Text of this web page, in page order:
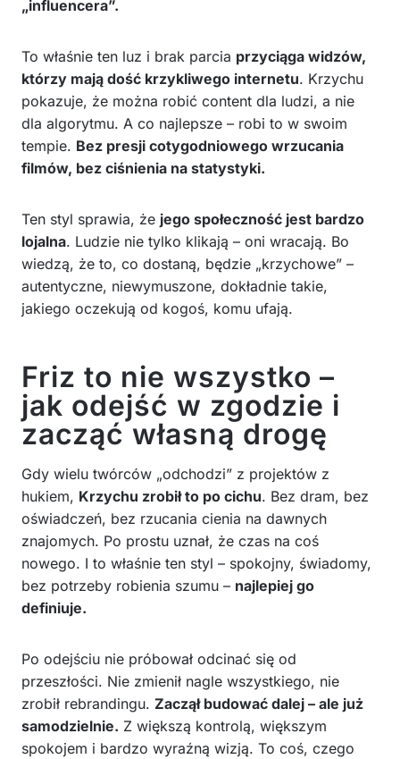
„influencera”.
To właśnie ten luz i brak parcia przyciąga widzów,
którzy mają dość krzykliwego internetu. Krzychu
pokazuje, że można robić content dla ludzi, a nie
dla algorytmu. A co najlepsze – robi to w swoim
tempie. Bez presji cotygodniowego wrzucania
filmów, bez ciśnienia na statystyki.
Ten styl sprawia, że jego społeczność jest bardzo
lojalna. Ludzie nie tylko klikają – oni wracają. Bo
wiedzą, że to, co dostaną, będzie „krzychowe” –
autentyczne, niewymuszone, dokładnie takie,
jakiego oczekują od kogoś, komu ufają.
Friz to nie wszystko –
jak odejść w zgodzie i
zacząć własną drogę
Gdy wielu twórców „odchodzi” z projektów z
hukiem, Krzychu zrobił to po cichu. Bez dram, bez
oświadczeń, bez rzucania cienia na dawnych
znajomych. Po prostu uznał, że czas na coś
nowego. I to właśnie ten styl – spokojny, świadomy,
bez potrzeby robienia szumu – najlepiej go
definiuje.
Po odejściu nie próbował odcinać się od
przeszłości. Nie zmienił nagle wszystkiego, nie
zrobił rebrandingu. Zaczął budować dalej – ale już
samodzielnie. Z większą kontrolą, większym
spokojem i bardzo wyraźną wizją. To coś, czego